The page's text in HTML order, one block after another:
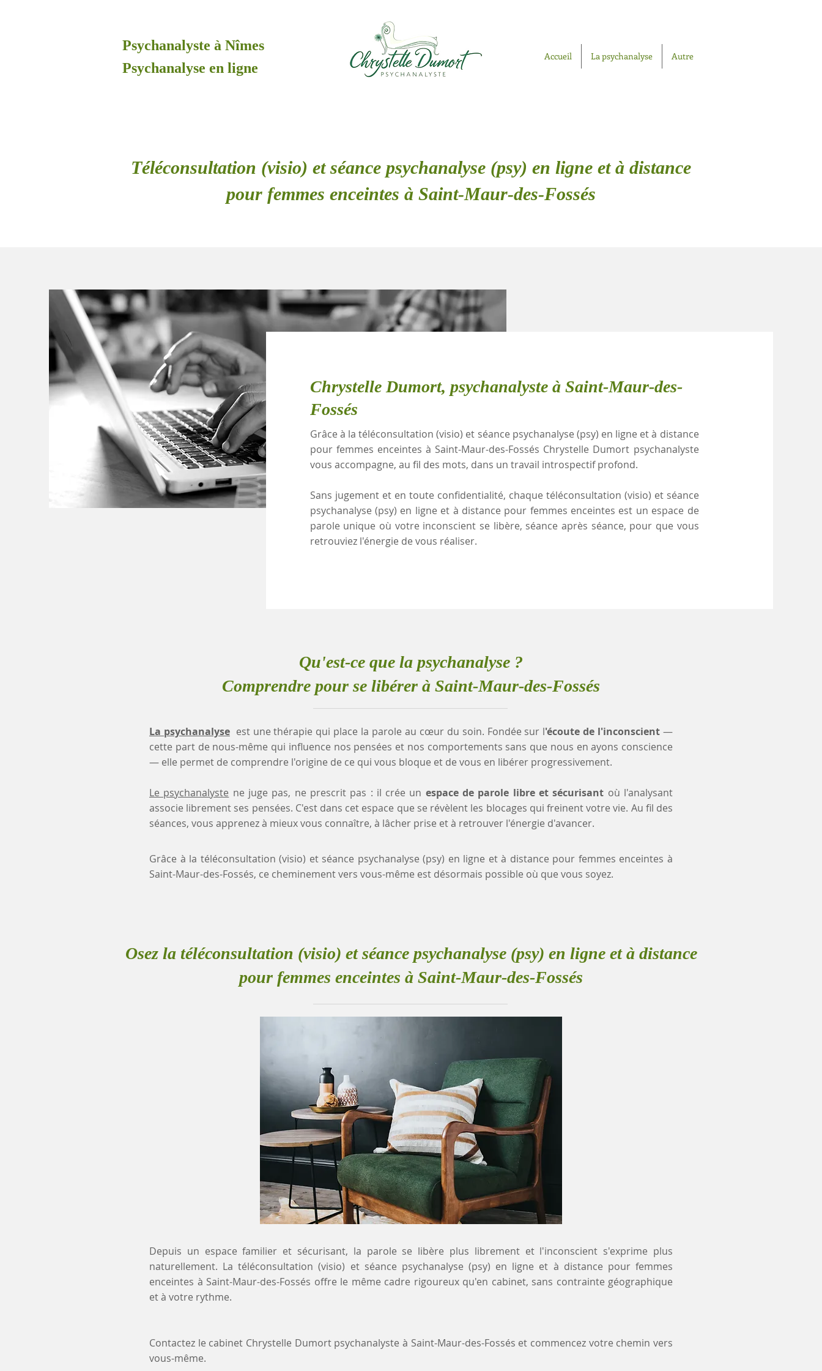
Psychanalyste à Nîmes
Psychanalyse en ligne
Accueil La psychanalyse Autre
Téléconsultation (visio) et séance psychanalyse (psy) en ligne et à distance
pour femmes enceintes à Saint-Maur-des-Fossés
Chrystelle Dumort, psychanalyste à Saint-Maur-des-
Fossés
Grâce à la téléconsultation (visio) et séance psychanalyse (psy) en ligne et à distance
pour femmes enceintes à Saint-Maur-des-Fossés Chrystelle Dumort psychanalyste
vous accompagne, au fil des mots, dans un travail introspectif profond.
Sans jugement et en toute confidentialité, chaque téléconsultation (visio) et séance
psychanalyse (psy) en ligne et à distance pour femmes enceintes est un espace de
parole unique où votre inconscient se libère, séance après séance, pour que vous
retrouviez l'énergie de vous réaliser.
Qu'est-ce que la psychanalyse ?
Comprendre pour se libérer à Saint-Maur-des-Fossés
La psychanalyse est une thérapie qui place la parole au cœur du soin. Fondée sur l'écoute de l'inconscient—
cette part de nous-même qui influence nos pensées et nos comportements sans que nous en ayons conscience
— elle permet de comprendre l'origine de ce qui vous bloque et de vous en libérer progressivement.
Le psychanalyste ne juge pas, ne prescrit pas : il crée un espace de parole libre et sécurisant où l'analysant
associe librement ses pensées. C'est dans cet espace que se révèlent les blocages qui freinent votre vie. Au fil des
séances, vous apprenez à mieux vous connaître, à lâcher prise et à retrouver l'énergie d'avancer.
Grâce à la téléconsultation (visio) et séance psychanalyse (psy) en ligne et à distance pour femmes enceintes à
Saint-Maur-des-Fossés, ce cheminement vers vous-même est désormais possible où que vous soyez.
Osez la téléconsultation (visio) et séance psychanalyse (psy) en ligne et à distance
pour femmes enceintes à Saint-Maur-des-Fossés
Depuis un espace familier et sécurisant, la parole se libère plus librement et l'inconscient s'exprime plus
naturellement. La téléconsultation (visio) et séance psychanalyse (psy) en ligne et à distance pour femmes
enceintes à Saint-Maur-des-Fossés offre le même cadre rigoureux qu'en cabinet, sans contrainte géographique
et à votre rythme.
Contactez le cabinet Chrystelle Dumort psychanalyste à Saint-Maur-des-Fossés et commencez votre chemin vers
vous-même.